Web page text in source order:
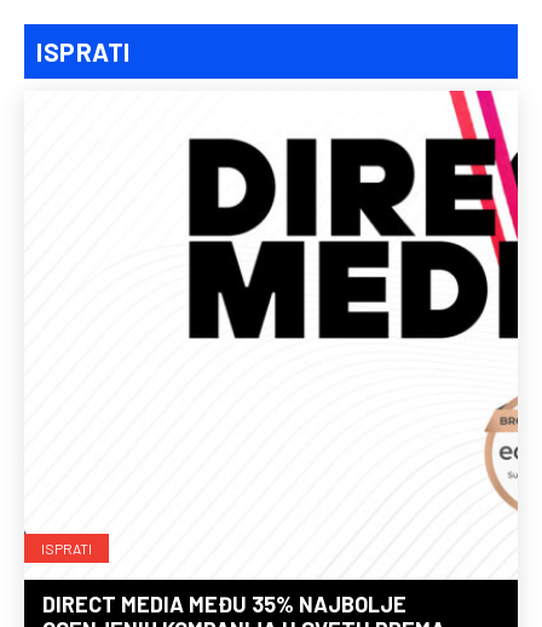
ISPRATI
ISPRATI
DIRECT MEDIA MEĐU 35% NAJBOLJE